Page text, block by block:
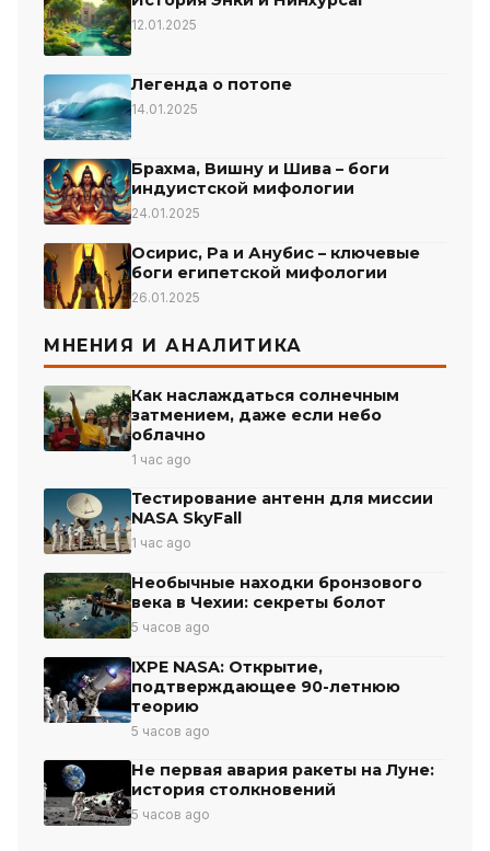
12.01.2025
Легенда о потопе
14.01.2025
Брахма, Вишну и Шива – боги
индуистской мифологии
24.01.2025
Осирис, Ра и Анубис – ключевые
боги египетской мифологии
26.01.2025
МНЕНИЯ И АНАЛИТИКА
Как наслаждаться солнечным
затмением, даже если небо
облачно
1 час ago
Тестирование антенн для миссии
NASA SkyFall
1 час ago
Необычные находки бронзового
века в Чехии: секреты болот
5 часов ago
IXPE NASA: Открытие,
подтверждающее 90-летнюю
теорию
5 часов ago
Не первая авария ракеты на Луне:
история столкновений
5 часов ago